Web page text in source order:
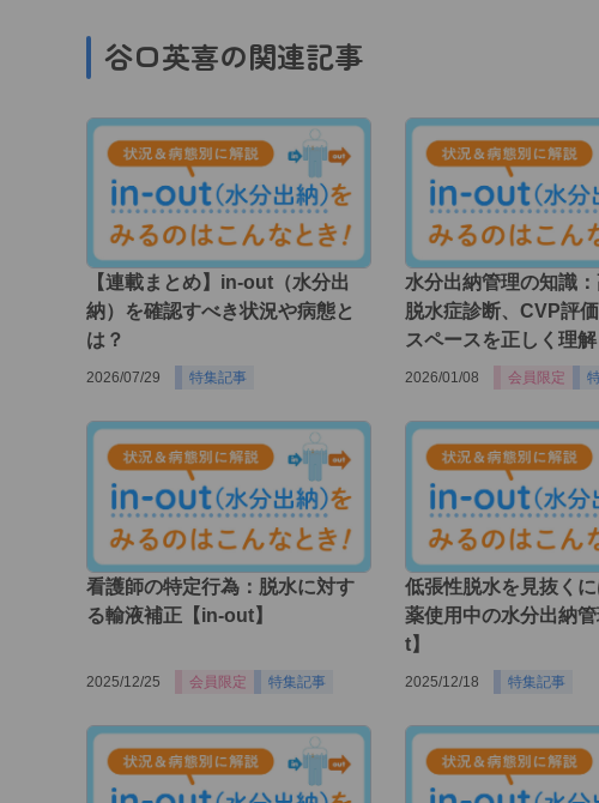
谷口英喜の関連記事
【連載まとめ】in-out（水分出
納）を確認すべき状況や病態と
は？
2026/07/29 特集記事
水分出納管理の知識
脱水症診断、CVP評
スペースを正しく理解
2026/01/08 会員限定
看護師の特定行為：脱水に対す
る輸液補正【in-out】
2025/12/25 会員限定 特集記事
低張性脱水を見抜く
薬使用中の水分出納
t】
2025/12/18 特集記事